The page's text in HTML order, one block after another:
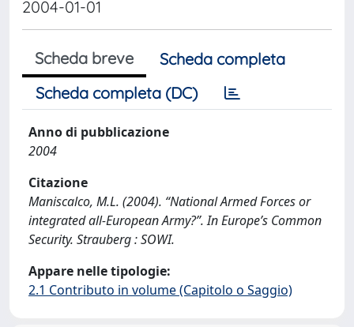
2004-01-01
Scheda breve
Scheda completa
Scheda completa (DC)
Anno di pubblicazione
2004
Citazione
Maniscalco, M.L. (2004). “National Armed Forces or
integrated all-European Army?”. In Europe’s Common
Security. Strauberg : SOWI.
Appare nelle tipologie:
2.1 Contributo in volume (Capitolo o Saggio)